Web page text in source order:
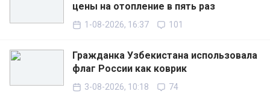
цены на отопление в пять раз
1-08-2026, 16:37 101
Гражданка Узбекистана использовала
флаг России как коврик
3-08-2026, 10:18 74